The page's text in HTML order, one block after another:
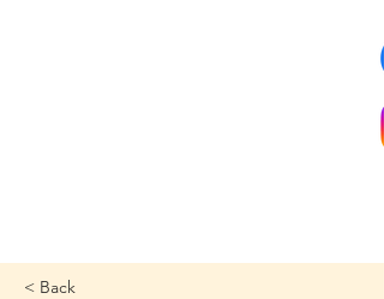
< Back